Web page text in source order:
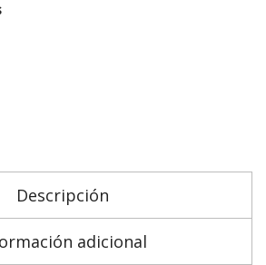
Descripción
adicional